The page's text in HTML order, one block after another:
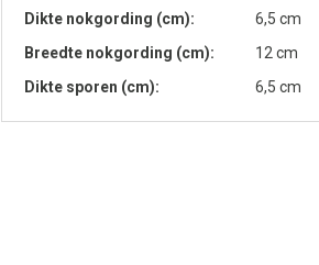
Dikte nokgording (cm)
6,5 cm
Breedte nokgording (cm)
12 cm
Dikte sporen (cm)
6,5 cm